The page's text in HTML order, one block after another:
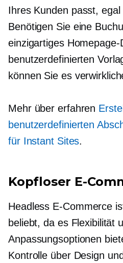
Ihres Kunden passt,
Benötigen Sie eine
einzigartiges Homepage-
benutzerdefinierten
können Sie es
Mehr über erfahren
benutzerdefinierten
für Instant Sites.
Kopfloser E-
Headless E-Commerce
beliebt, da es Flexibilität
Anpassungsoptionen
Kontrolle über Design